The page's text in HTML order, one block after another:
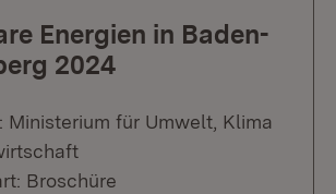
Energien in Baden-
2024
Ministerium für Umwelt, Klima
Broschüre